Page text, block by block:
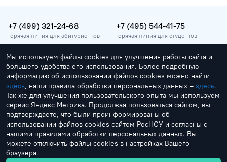
+7 (499) 321-24-68
Горячая линия для абитуриентов
+7 (495) 544-41-75
Горячая линия для студентов
vopros@rosnou.ru
Горячая линия для абитуриентов
Москва, улица Радио, 22
Главный корпус
by Creonit
Мы используем файлы cookies для улучшения работы сайта и
большего удобства его использования. Более подробную
информацию об использовании файлов cookies можно найти
здесь, наши правила обработки персональных данных – здесь.
Так же для улучшения пользовательского опыта мы используем
сервис Яндекс Метрика. Продолжая пользоваться сайтом, вы
подтверждаете, что были проинформированы об
использовании файлов cookies сайтом РосНОУ и согласны с
нашими правилами обработки персональных данных. Вы
можете отключить файлы cookies в настройках Вашего
браузера.